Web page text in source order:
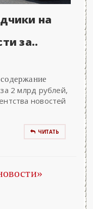
на
за..
2 млрд рублей,
новостей
ЧИТАТЬ